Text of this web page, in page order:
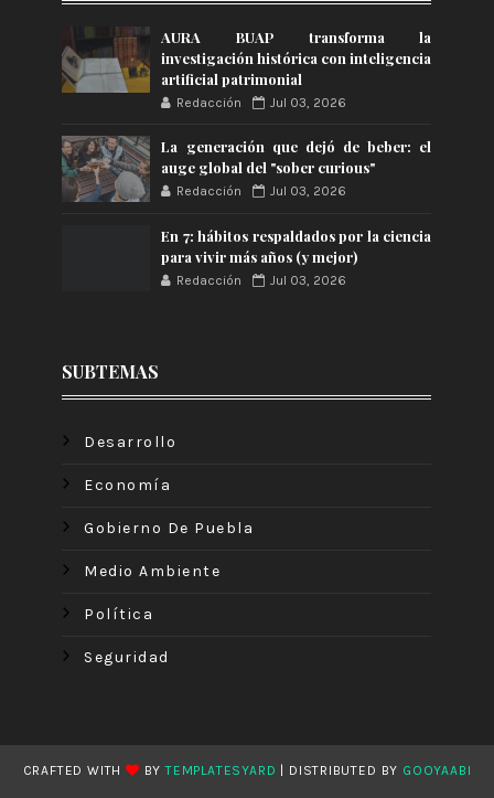
AURA BUAP transforma la
investigación histórica con inteligencia
artificial patrimonial
Redacción Jul 03, 2026
La generación que dejó de beber: el
auge global del "sober curious"
Redacción Jul 03, 2026
En 7: hábitos respaldados por la ciencia
para vivir más años (y mejor)
Redacción Jul 03, 2026
SUBTEMAS
Desarrollo
Economía
Gobierno De Puebla
Medio Ambiente
Política
Seguridad
CRAFTED WITH BYTEMPLATESYARD | DISTRIBUTED BY GOOYAABI